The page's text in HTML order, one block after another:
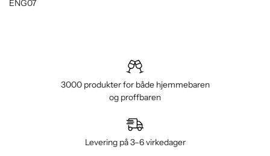
ENG07
3000 produkter for både hjemmebaren
og proffbaren
Levering på 3–6 virkedager